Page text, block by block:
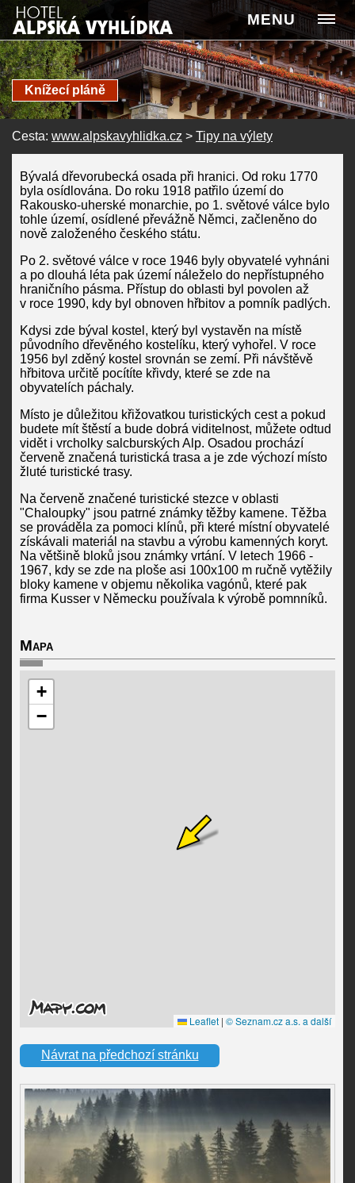
MENU
Knížecí pláně
Cesta: www.alpskavyhlidka.cz > Tipy na výlety
Bývalá dřevorubecká osada při hranici. Od roku 1770
byla osídlována. Do roku 1918 patřilo území do
Rakousko-uherské monarchie, po 1. světové válce bylo
tohle území, osídlené převážně Němci, začleněno do
nově založeného českého státu.
Po 2. světové válce v roce 1946 byly obyvatelé vyhnáni
a po dlouhá léta pak území náleželo do nepřístupného
hraničního pásma. Přístup do oblasti byl povolen až
v roce 1990, kdy byl obnoven hřbitov a pomník padlých.
Kdysi zde býval kostel, který byl vystavěn na místě
původního dřevěného kostelíku, který vyhořel. V roce
1956 byl zděný kostel srovnán se zemí. Při návštěvě
hřbitova určitě pocítíte křivdy, které se zde na
obyvatelích páchaly.
Místo je důležitou křižovatkou turistických cest a pokud
budete mít štěstí a bude dobrá viditelnost, můžete odtud
vidět i vrcholky salcburských Alp. Osadou prochází
červeně značená turistická trasa a je zde výchozí místo
žluté turistické trasy.
Na červeně značené turistické stezce v oblasti
"Chaloupky" jsou patrné známky těžby kamene. Těžba
se prováděla za pomoci klínů, při které místní obyvatelé
získávali materiál na stavbu a výrobu kamenných koryt.
Na většině bloků jsou známky vrtání. V letech 1966 -
1967, kdy se zde na ploše asi 100x100 m ručně vytěžily
bloky kamene v objemu několika vagónů, které pak
firma Kusser v Německu používala k výrobě pomnníků.
Mapa
Návrat na předchozí stránku